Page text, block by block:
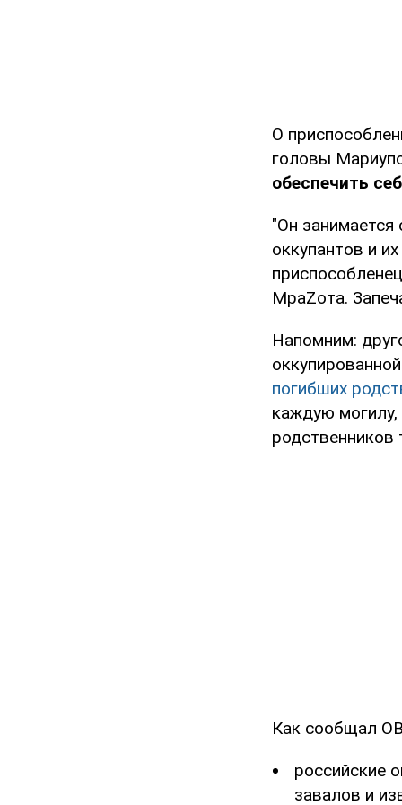
О
головы
обеспечить
"Он занимается
оккупантов и
МраZота.
Напомним:
погибших
каждую могилу,
родственников
Как сообщал
российские
завалов и